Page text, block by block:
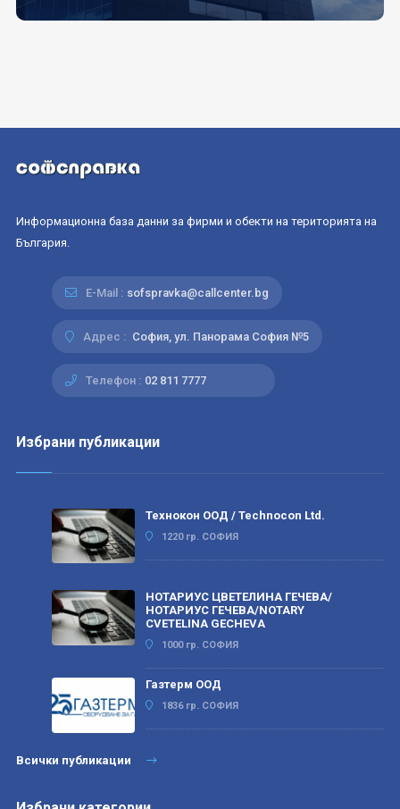
Информационна база данни за фирми и обекти на територията на
България.
E-Mail : sofspravka@callcenter.bg
Адрес : София, ул. Панорама София №5
Телефон : 02 811 7777
Избрани публикации
Технокон ООД / Technocon Ltd.
1220 гр. СОФИЯ
НОТАРИУС ЦВЕТЕЛИНА ГЕЧЕВА/
НОТАРИУС ГЕЧЕВА/NOTARY
CVETELINA GECHEVA
1000 гр. СОФИЯ
Газтерм ООД
1836 гр. СОФИЯ
Всички публикации